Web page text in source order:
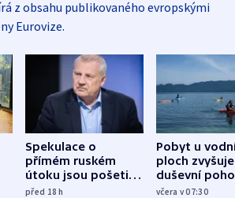
z obsahu publikovaného evropskými
Eurovize.
Spekulace o
přímém ruském
útoku jsou pošetilé,
míní estonský
před 18h
Pobyt u
ploch zvyšuje
duševní
ukázala
včera v 07:30